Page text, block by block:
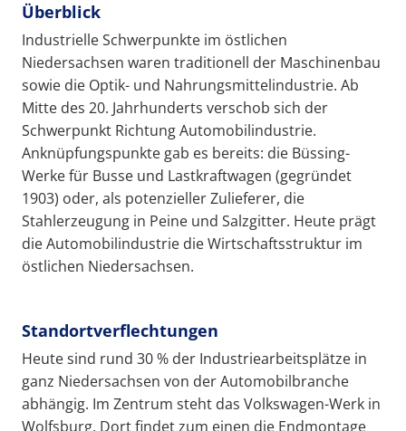
Überblick
Industrielle Schwerpunkte im östlichen
Niedersachsen waren traditionell der Maschinenbau
sowie die Optik- und Nahrungsmittelindustrie. Ab
Mitte des 20. Jahrhunderts verschob sich der
Schwerpunkt Richtung Automobilindustrie.
Anknüpfungspunkte gab es bereits: die Büssing-
Werke für Busse und Lastkraftwagen (gegründet
1903) oder, als potenzieller Zulieferer, die
Stahlerzeugung in Peine und Salzgitter. Heute prägt
die Automobilindustrie die Wirtschaftsstruktur im
östlichen Niedersachsen.
Standortverflechtungen
Heute sind rund 30 % der Industriearbeitsplätze in
ganz Niedersachsen von der Automobilbranche
abhängig. Im Zentrum steht das Volkswagen-Werk in
Wolfsburg. Dort findet zum einen die Endmontage